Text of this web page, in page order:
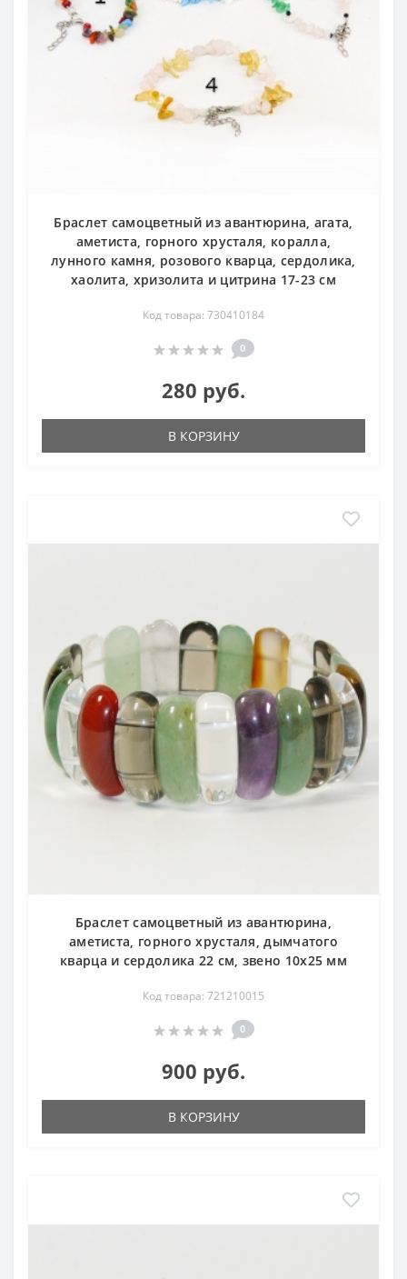
Браслет самоцветный из авантюрина, агата,
аметиста, горного хрусталя, коралла,
лунного камня, розового кварца, сердолика,
хаолита, хризолита и цитрина 17-23 см
Код товара: 730410184
0
280 руб.
В КОРЗИНУ
Браслет самоцветный из авантюрина,
аметиста, горного хрусталя, дымчатого
кварца и сердолика 22 см, звено 10х25 мм
Код товара: 721210015
0
900 руб.
В КОРЗИНУ